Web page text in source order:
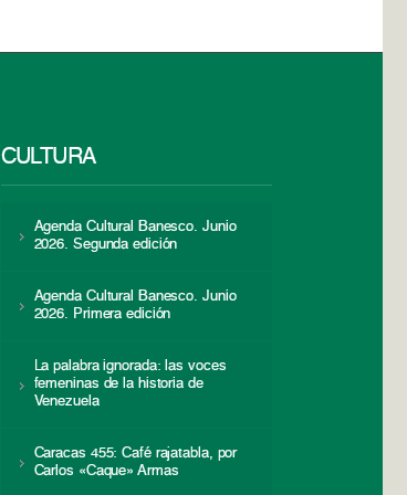
CULTURA
Agenda Cultural Banesco. Junio
2026. Segunda edición
Agenda Cultural Banesco. Junio
2026. Primera edición
La palabra ignorada: las voces
femeninas de la historia de
Venezuela
Caracas 455: Café rajatabla, por
Carlos «Caque» Armas